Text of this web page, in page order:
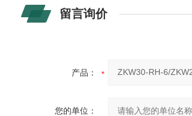
留言询价
产品：
您的单位：